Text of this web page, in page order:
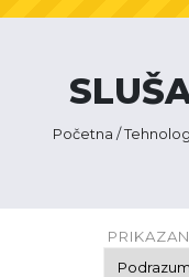
Početna /